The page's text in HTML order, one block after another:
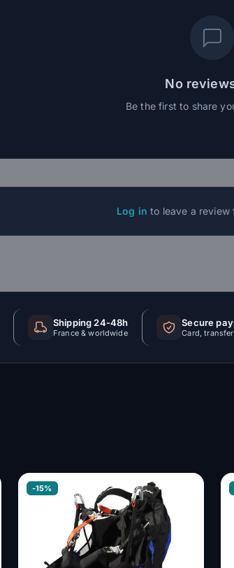
No
Be the first to share
Log in to leave a
Shipping 24-48h
France & worldwide
Secure
Card, transfer
-15%